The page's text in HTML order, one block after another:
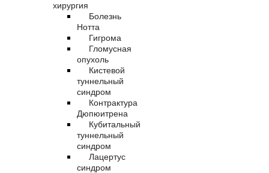
хирургия
Болезнь
Нотта
Гигрома
Гломусная
опухоль
Кистевой
туннельный
синдром
Контрактура
Дюпюитрена
Кубитальный
туннельный
синдром
Лацертус
синдром